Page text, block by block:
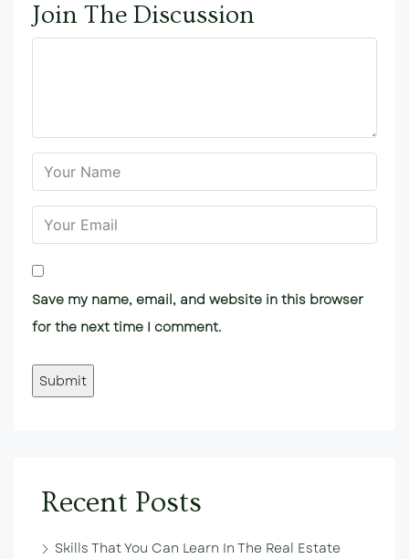
Join The Discussion
Save my name, email, and website in this browser
for the next time I comment.
Recent Posts
Skills That You Can Learn In The Real Estate